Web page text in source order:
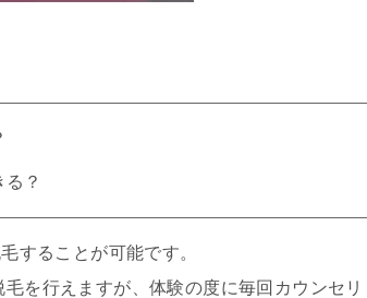
？
することが可能です。
を行えますが、体験の度に毎回カウンセリ